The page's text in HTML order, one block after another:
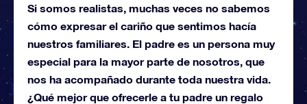
Si somos realistas, muchas veces no sabemos
cómo expresar el cariño que sentimos hacía
nuestros familiares. El padre es un persona muy
especial para la mayor parte de nosotros, que
nos ha acompañado durante toda nuestra vida.
¿Qué mejor que ofrecerle a tu padre un regalo